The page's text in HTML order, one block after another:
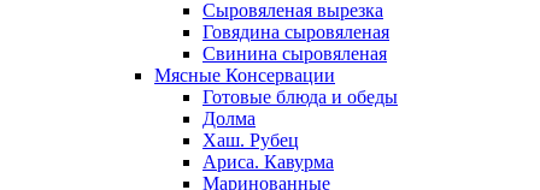
Сыровяленая вырезка
Говядина сыровяленая
Свинина сыровяленая
Мясные Консервации
Готовые блюда и обеды
Долма
Хаш. Рубец
Ариса. Кавурма
Маринованные